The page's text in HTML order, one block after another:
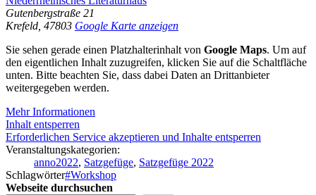
Gutenbergstraße 21
Krefeld 47803 Google Karte anzeigen
Sie sehen gerade einen Platzhalterinhalt von Google Maps. Um auf
den eigentlichen Inhalt zuzugreifen, klicken Sie auf die Schaltfläche
unten. Bitte beachten Sie, dass dabei Daten an Drittanbieter
weitergegeben werden.
Mehr Informationen
Inhalt entsperren
Erforderlichen Service akzeptieren und Inhalte entsperren
Veranstaltungskategorien:
anno2022, Satzgefüge, Satzgefüge 2022
Schlagwörter#Workshop
Webseite durchsuchen